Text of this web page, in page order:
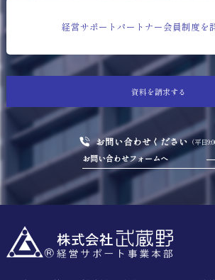
資料を請求する
お問い合わせください （平日
お問い合わせフォームへ
経営サポートパートナー会員制度を